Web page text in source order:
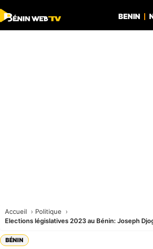
BENIN
Accueil
Politique
Elections législatives 2023 au Bénin: Joseph
BÉNIN